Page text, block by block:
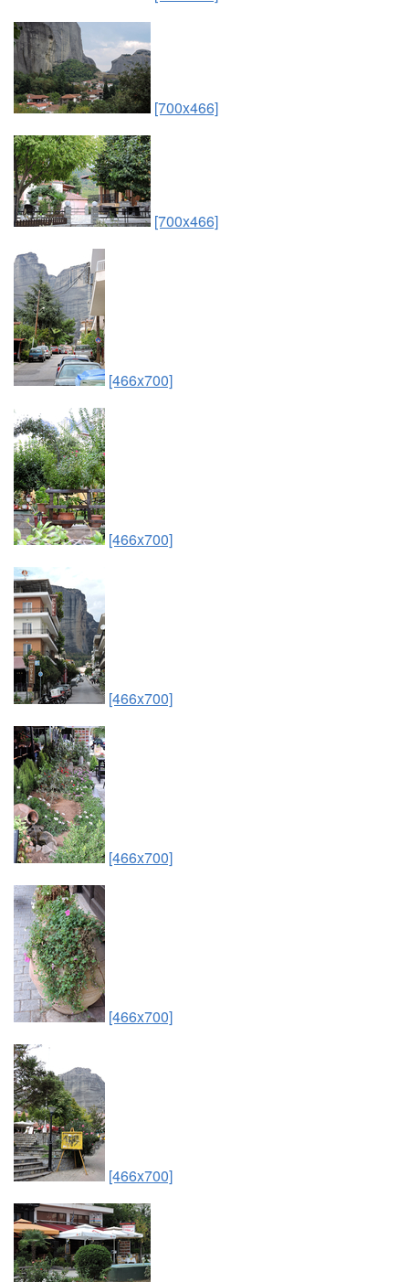
[700x466]
[700x466]
[466x700]
[466x700]
[466x700]
[466x700]
[466x700]
[466x700]